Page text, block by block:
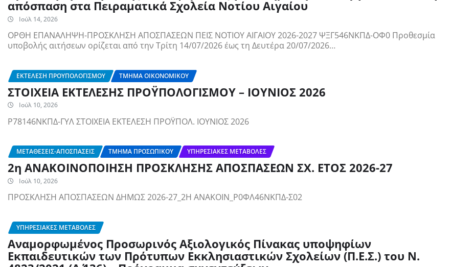
απόσπαση στα Πειραματικά Σχολεία Νοτίου Αιγαίου
Ιούλ 14, 2026
ΟΡΘΗ ΕΠΑΝΑΛΗΨΗ-ΠΡΟΣΚΛΗΣΗ ΑΠΟΣΠΑΣΕΩΝ ΠΕΙΣ ΝΟΤΙΟΥ ΑΙΓΑΙΟΥ 2026-2027 ΨΞΓ546ΝΚΠΔ-ΟΦ0 Προθεσμία
υποβολής αιτήσεων ορίζεται από την Τρίτη 14/07/2026 έως τη Δευτέρα 20/07/2026…
ΕΚΤΈΛΕΣΗ ΠΡΟΎΠΟΛΟΓΙΣΜΟΥ ΤΜΉΜΑ ΟΙΚΟΝΟΜΙΚΟΎ
ΣΤΟΙΧΕΙΑ ΕΚΤΕΛΕΣΗΣ ΠΡΟΫΠΟΛΟΓΙΣΜΟΥ – ΙΟΥΝΙΟΣ 2026
Ιούλ 10, 2026
Ρ78146ΝΚΠΔ-ΓΥΛ ΣΤΟΙΧΕΙΑ ΕΚΤΕΛΕΣΗ ΠΡΟΫΠΟΛ. ΙΟΥΝΙΟΣ 2026
ΜΕΤΑΘΈΣΕΙΣ-ΑΠΟΣΠΆΣΕΙΣ ΤΜΉΜΑ ΠΡΟΣΩΠΙΚΟΎ ΥΠΗΡΕΣΙΑΚΈΣ ΜΕΤΑΒΟΛΈΣ
2η ΑΝΑΚΟΙΝΟΠΟΙΗΣΗ ΠΡΟΣΚΛΗΣΗΣ ΑΠΟΣΠΑΣΕΩΝ ΣΧ. ΕΤΟΣ 2026-27
Ιούλ 10, 2026
ΠΡΟΣΚΛΗΣΗ ΑΠΟΣΠΑΣΕΩΝ ΔΗΜΩΣ 2026-27_2Η ΑΝΑΚΟΙΝ_Ρ0ΦΛ46ΝΚΠΔ-Σ02
ΥΠΗΡΕΣΙΑΚΈΣ ΜΕΤΑΒΟΛΈΣ
Αναμορφωμένος Προσωρινός Αξιολογικός Πίνακας υποψηφίων
Εκπαιδευτικών των Πρότυπων Εκκλησιαστικών Σχολείων (Π.Ε.Σ.) του Ν.